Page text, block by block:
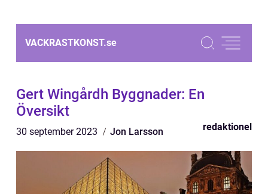
VACKRASTKONST.se
Gert Wingårdh Byggnader: En
Översikt
30 september 2023 Jon Larsson redaktionel